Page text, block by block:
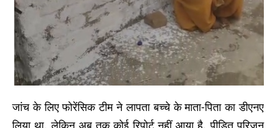
जांच के लिए फोरेंसिक टीम ने लापता बच्चे के माता-पिता का डीएनए